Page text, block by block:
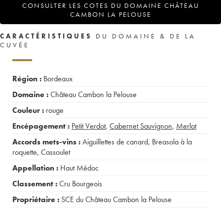
CONSULTER LES COTES DU DOMAINE CHÂTEAU
CAMBON LA PELOUSE
CARACTÉRISTIQUES
DU DOMAINE & DE LA
CUVÉE
Région : Bordeaux
Domaine :Château Cambon la Pelouse
Couleur : rouge
Encépagement : Petit Verdot, Cabernet Sauvignon, Merlot
Accords mets-vins :Aiguillettes de canard, Breasola à la
roquette, Cassoulet
Appellation : Haut Médoc
Classement :Cru Bourgeois
Propriétaire : SCE du Château Cambon la Pelouse